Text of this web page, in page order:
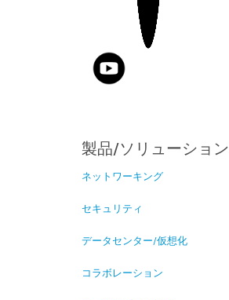
製品/ソリューション
ネットワーキング
セキュリティ
データセンター/仮想化
コラボレーション